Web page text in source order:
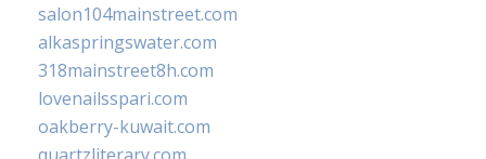
salon104mainstreet.com
alkaspringswater.com
318mainstreet8h.com
lovenailsspari.com
oakberry-kuwait.com